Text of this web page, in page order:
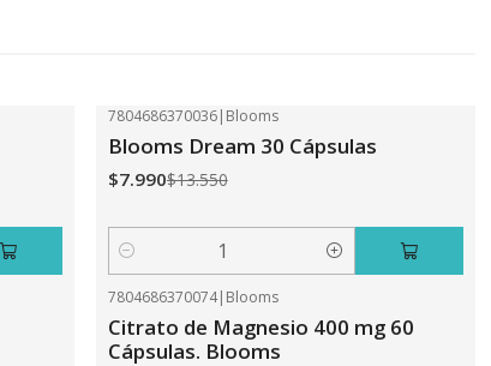
7804686370036| Blooms
Blooms Dream 30 Cápsulas
$7.990$13.550
Cantidad
7804686370074| Blooms
Citrato de Magnesio 400 mg 60
Cápsulas. Blooms